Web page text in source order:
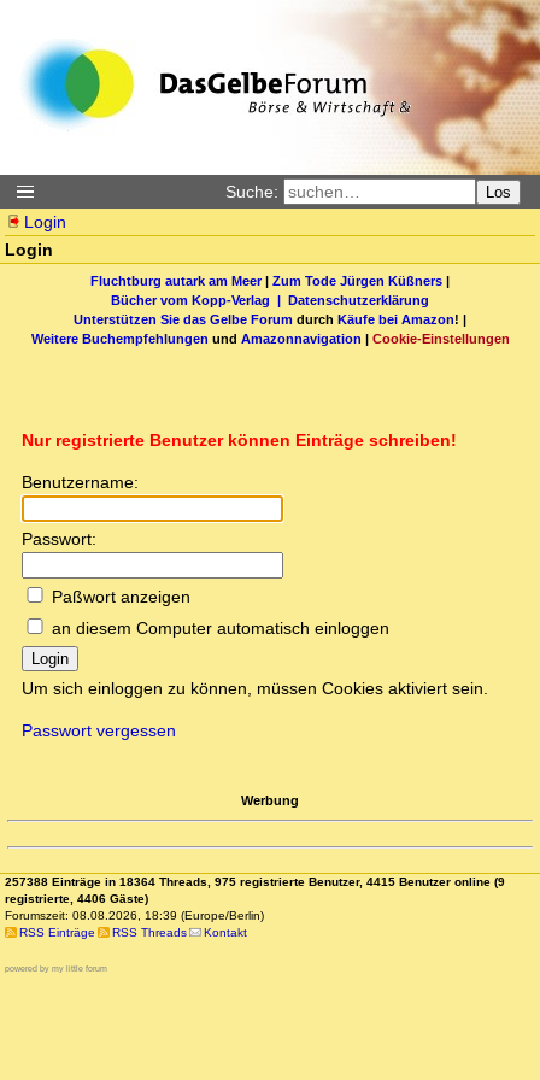
Suche: Los
Login
Login
Fluchtburg autark am Meer| Zum Tode Jürgen Küßners |
Bücher vom Kopp-Verlag | Datenschutzerklärung
Unterstützen Sie das Gelbe Forum durch Käufe bei Amazon! |
Weitere Buchempfehlungen und Amazonnavigation | Cookie-Einstellungen
Nur registrierte Benutzer können Einträge schreiben!
Benutzername:
Passwort:
Paßwort anzeigen
an diesem Computer automatisch einloggen
Login
Um sich einloggen zu können, müssen Cookies aktiviert sein.
Passwort vergessen
Werbung
257388 Einträge in 18364 Threads, 975 registrierte Benutzer, 4415 Benutzer online (9
registrierte, 4406 Gäste)
Forumszeit: 08.08.2026, 18:39 (Europe/Berlin)
RSS Einträge
RSS Threads Kontakt
powered by my little forum